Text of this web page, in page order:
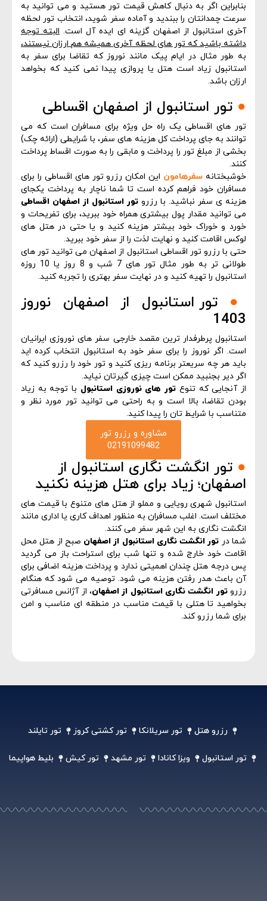
بنابراین اگر به دنبال کاهش قیمت تور هستید و می توانید به
سرعت چمدانتان را ببندید و آماده سفر شوید، انتخاب تور لحظه
آخری استانبول از اصفهان گزینه ای ایده آل است.البته توجه
داشته باشید که تور های لحظه آخری همیشه هم ارزان نیستند،
به طور مثال در ایام پیک مانند نوروز که تقاضا برای سفر به
استانبول زیاد است هتل یا پروازی پیدا نمی کنید که بخواهد
ارزان باشد.
● تور استانبول از اصفهان اقساطی
تور های اقساطی یک راه حل ویژه برای مسافران است که می
توانند به جای پرداخت کل هزینه های سفر، با شرایطی (ارائه چک)
بخشی از مبلغ تور را پرداخت و مابقی را به صورت اقساط پرداخت
کنند.
خوشبختانه سفرهامون این امکان رزرو تور های اقساطی را برای
مسافران خود فراهم کرده است تا شما ناچار به پرداخت یکجای
هزینه ی سفر نباشید. با رزرو تور استانبول از اصفهان اقساطی
می توانید مقدار پول بیشتری همراه خود ببرید، برای تفریحات و
خورد و خوراک خود بیشتر هزینه کنید و یا حتی در هتل های
لوکس اقامت کنید و نهایت لذت را از سفر خود ببرید.
حتی با رزرو تور اقساطی استانبول از اصفهان می توانید تور های
طولانی تر به طور مثال تور های 7 شب و 8 روز یا 10 روزه
استانبول را تهیه کنید و در نهایت سفر بهتری را تجربه کنید.
●تور استانبول از اصفهان نوروز
1403
استانبول پرطرفدار ترین مقصد خارجی سفر های نوروزی ایرانیان
است. اگر نوروز را برای سفر خود به استانبول انتخاب کرده اید
باید هر چه سریعتر برنامه ریزی کنید و تور خود را رزرو کنید که
اگر دیر بجنبید ممکن است چیزی گیرتان نیاید.
از آنجایی که تنوع تور های نوروزی استانبول با توجه به زیاد
بودن تقاضا، بالا است و به راحتی می توانید تور مورد نظر و
متناسب با شرایط تان را پیدا کنید.
مشاوره و رزرو تور
02191099482
● تور انگشت نگاری استانبول از
اصفهان؛ زیاد برای هتل هزینه نکنید
استانبول شهری رویایی و مملو از هتل های متنوع با قیمت های
مختلف است. اغلب مسافران به منظور اهداف کاری یا اداری مانند
انگشت نگاری به این شهر سفر می کنند.
شما در تور انگشت نگاری استانبول از اصفهان صبح از هتل محل
اقامت خود خارج شده و تنها شب برای استراحت باز می گردید
پس درجه هتل چندان اهمیتی ندارد و پرداخت هزینه اضافی برای
آن باعث هدر رفتن هزینه می شود. توصیه می شود که هنگام
رزروتور انگشت نگاری استانبول از اصفهان، از آژانس مسافرتی
بخواهید تا هتلی با قیمت مناسب در منطقه ای مناسب و امن
برای شما رزرو کند.
رزرو هتل تور سریلانکا تور کشتی کروز تور تایلند
تور استانبول ویزا کانادا تور مشهد تور کیش بلیط هواپیما